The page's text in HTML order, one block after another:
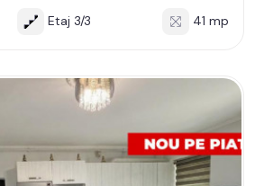
Etaj 3/3 41 mp